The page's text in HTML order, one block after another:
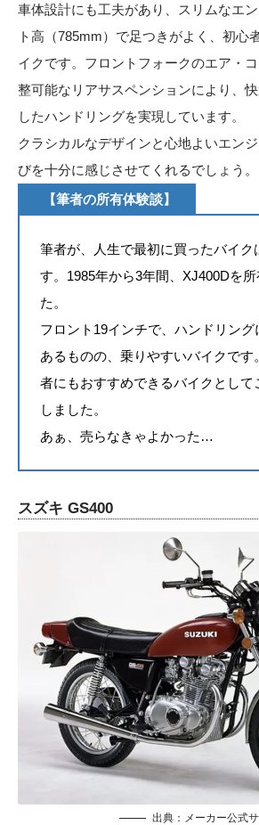
車体設計にも工夫があり、スリムなエ
ト高（785mm）で足つきがよく、初心
イクです。フロントフォークのエア・
整可能なリアサスペンションにより、
したハンドリングを実現しています。
クラシカルなデザインと心地よいエン
びを十分に感じさせてくれるでしょう。
【筆者の所有体験談】
筆者が、人生で最初に買ったバイク
す。1985年から3年間、XJ400Dを
た。
フロント19インチで、ハンドリン
あるものの、乗りやすいバイクです
者にもおすすめできるバイクとして
しました。
あぁ、売らなきゃよかった…
スズキ GS400
出典：メーカー公式サ